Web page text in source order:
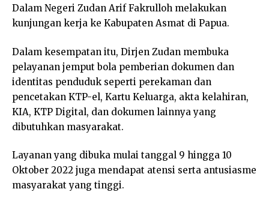
Dalam Negeri Zudan Arif Fakrulloh melakukan
kunjungan kerja ke Kabupaten Asmat di Papua.
Dalam kesempatan itu, Dirjen Zudan membuka
pelayanan jemput bola pemberian dokumen dan
identitas penduduk seperti perekaman dan
pencetakan KTP-el, Kartu Keluarga, akta kelahiran,
KIA, KTP Digital, dan dokumen lainnya yang
dibutuhkan masyarakat.
Layanan yang dibuka mulai tanggal 9 hingga 10
Oktober 2022 juga mendapat atensi serta antusiasme
masyarakat yang tinggi.